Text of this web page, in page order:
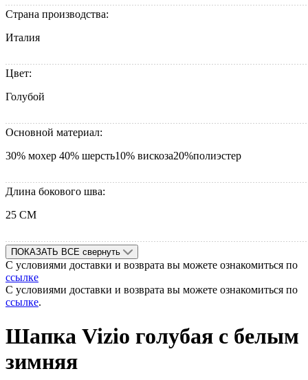
Страна производства:
Италия
Цвет:
Голубой
Основной материал:
30% мохер 40% шерсть10% вискоза20%полиэстер
Длина бокового шва:
25 СМ
ПОКАЗАТЬ ВСЕ свернуть
С условиями доставки и возврата вы можете ознакомиться по
ссылке
С условиями доставки и возврата вы можете ознакомиться по
ссылке.
Шапка Vizio голубая c белым
зимняя